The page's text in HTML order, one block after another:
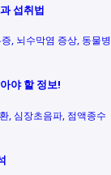
섭취법
뇌수막염 증상 동물병
야 할 정보!
심장초음파 점액종수